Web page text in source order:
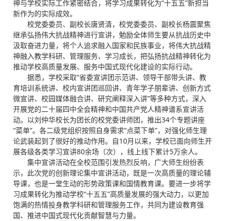
神与学校实际工作紧密结合，将学习成果转化为“十五五”新担当
新作为的实际成效。
校党委委员、副校长唐贤清，校党委委员、副校长杨震聚焦
继承弘扬伟大抗战精神进行宣讲，勉励全体师生要从抗战历史中
汲取奋进力量，将个人追求融入国家和民族事业，将伟大抗战精
神融入教学科研、管理服务、学习成长，把弘扬抗战精神转化为
推动学校高质量发展、服务中国式现代化建设的实际行动。
据悉，学校采取“省委宣讲团示范讲、领导干部带头讲、教
育培训系统讲、校内宣讲团巡回讲、青年学子朋辈讲、创新方式
微宣讲、校园媒体融合讲、研究阐释深入讲”等多种方式，深入
开展党的二十届四中全会精神和中国共产党人精神谱系宣讲活
动。以刘仲华校长为团长的校党委讲师团，推出34个专题讲座
“菜单”。各二级党组织按照自身需求“点菜下单”，对强化师生理
论武装起到了很好的推动作用。自10月以来，学校已面向师生开
展各级各类学习宣讲80余场（次），线上线下累计5万余人。
集中宣讲活动在全校范围引发热烈反响，广大师生纷纷表
示，此次党的创新理论集中宣讲活动，既是一次高质量的理论辅
导课，也是一堂生动的形势政策课和国情教育课。要进一步将学
习成果转化为推动学校“十五五”高质量发展的强大动力，以更加
饱满的热情投身教学科研和管理服务工作，共同为建设教育强
国、推进中国式现代化贡献智慧与力量。